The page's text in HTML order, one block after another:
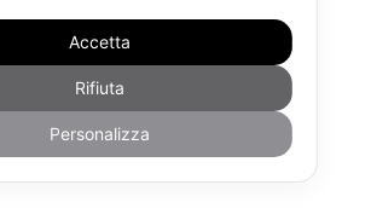
Accetta
Rifiuta
Personalizza